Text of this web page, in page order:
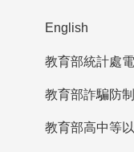
English
教育部詐騙防